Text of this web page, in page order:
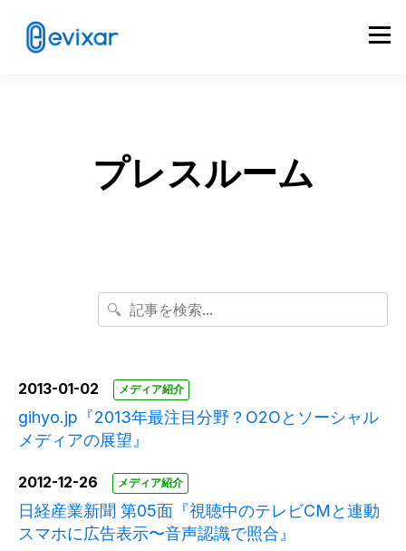
プレスルーム
🔍
2013-01-02 メディア紹介
gihyo.jp『2013年最注目分野？O2Oとソーシャル
メディアの展望』
2012-12-26 メディア紹介
日経産業新聞 第05面『視聴中のテレビCMと連動
スマホに広告表示〜音声認識で照合』